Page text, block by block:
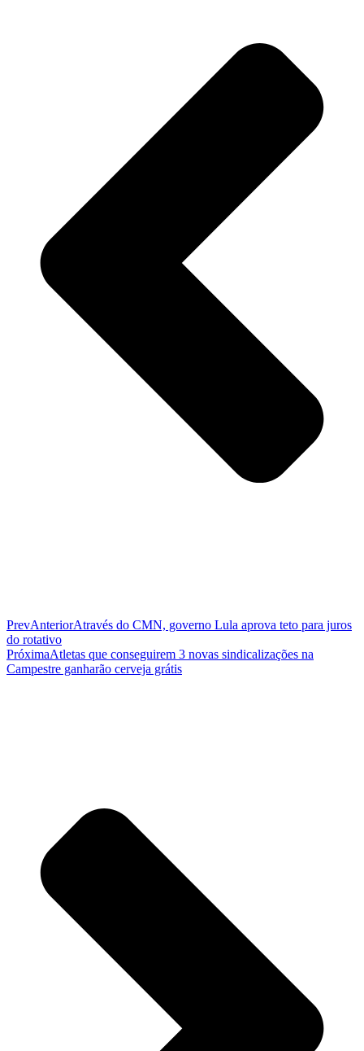
PrevAnteriorAtravés do CMN, governo Lula aprova teto para juros
do rotativo
PróximaAtletas que conseguirem 3 novas sindicalizações na
Campestre ganharão cerveja grátis